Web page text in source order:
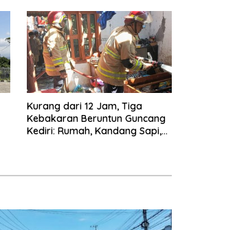
Kurang dari 12 Jam, Tiga
Kebakaran Beruntun Guncang
Kediri: Rumah, Kandang Sapi,